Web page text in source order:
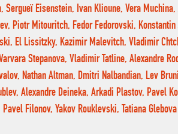
Sergueï Eisenstein, Ivan Klioune, Vera
Piotr Mitouritch, Fedor Fedorovski, Konstantin
El Lissitzky, Kazimir Malevitch, Vladimir
Stepanova, Vladimir Tatline, Alexandre
Nathan Altman, Dmitri Nalbandian, Lev
Alexandre Deineka, Arkadi Plastov, Pavel
Pavel Filonov, Yakov Rouklevski, Tatiana